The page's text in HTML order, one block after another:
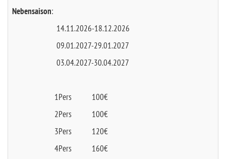
Nebensaison:
14.11.2026-18.12.2026
09.01.2027-29.01.2027
03.04.2027-30.04.2027
1Pers 100€
2Pers 100€
3Pers 120€
4Pers 160€